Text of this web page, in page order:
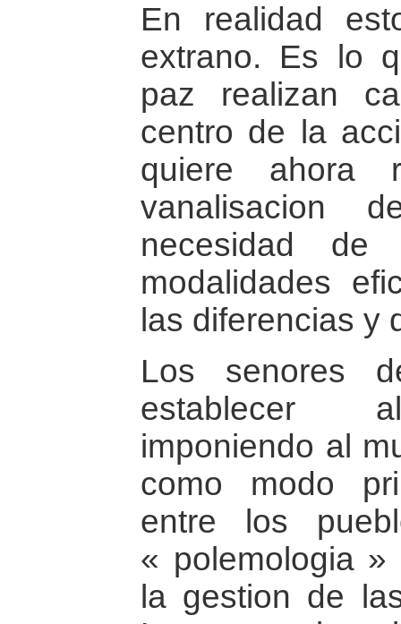
En realidad
extrano. Es lo
paz realizan
centro de la
quiere ahora
vanalisacion
necesidad
modalidades
las diferencias y
Los senores
establecer
imponiendo al
como modo
entre los
« polemologia
la gestion de